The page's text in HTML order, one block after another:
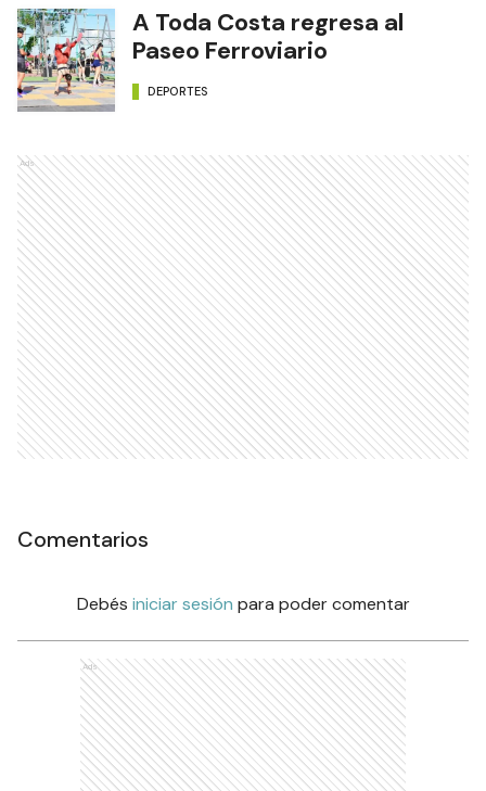
A Toda Costa regresa al
Paseo Ferroviario
DEPORTES
Ads
Comentarios
Debés iniciar sesión para poder comentar
Ads